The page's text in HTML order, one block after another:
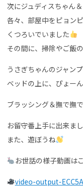
次にジュディスちゃん＆
各々、部屋中をピョン
くつろいでいました
その間に、掃除やご飯
うさぎちゃんのジャン
ベッドの上に、ぴょー
ブラッシング＆撫で撫
お留守番上手に出来ま
また、遊ぼうね
お世話の様子動画
video-output-